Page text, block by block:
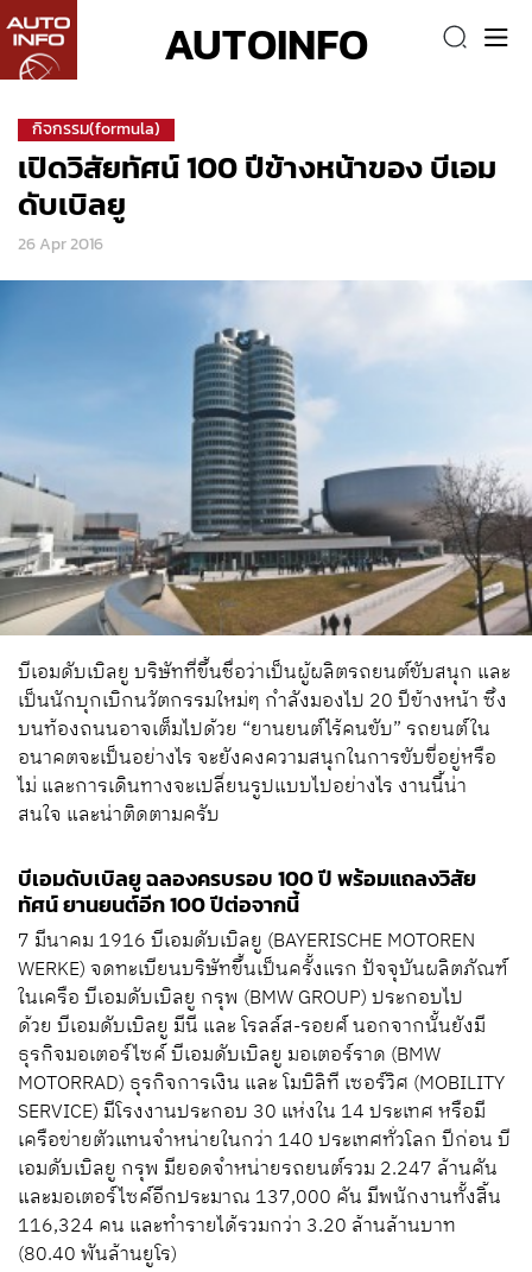
AUTOINFO
กิจกรรม(formula)
เปิดวิสัยทัศน์ 100 ปีข้างหน้าของ บีเอม
ดับเบิลยู
26 Apr 2016
บีเอมดับเบิลยู บริษัทที่ขึ้นชื่อว่าเป็นผู้ผลิตรถยนต์ขับสนุก และ
เป็นนักบุกเบิกนวัตกรรมใหม่ๆ กำลังมองไป 20 ปีข้างหน้า ซึ่ง
บนท้องถนนอาจเต็มไปด้วย “ยานยนต์ไร้คนขับ” รถยนต์ใน
อนาคตจะเป็นอย่างไร จะยังคงความสนุกในการขับขี่อยู่หรือ
ไม่ และการเดินทางจะเปลี่ยนรูปแบบไปอย่างไร งานนี้น่า
สนใจ และน่าติดตามครับ
บีเอมดับเบิลยู ฉลองครบรอบ 100 ปี พร้อมแถลงวิสัย
ทัศน์ ยานยนต์อีก 100 ปีต่อจากนี้
7 มีนาคม 1916 บีเอมดับเบิลยู (BAYERISCHE MOTOREN
WERKE) จดทะเบียนบริษัทขึ้นเป็นครั้งแรก ปัจจุบันผลิตภัณฑ์
ในเครือ บีเอมดับเบิลยู กรุพ (BMW GROUP) ประกอบไป
ด้วย บีเอมดับเบิลยู มีนี และ โรลล์ส-รอยศ์ นอกจากนั้นยังมี
ธุรกิจมอเตอร์ไซค์ บีเอมดับเบิลยู มอเตอร์ราด (BMW
MOTORRAD) ธุรกิจการเงิน และ โมบิลิที เซอร์วิศ (MOBILITY
SERVICE) มีโรงงานประกอบ 30 แห่งใน 14 ประเทศ หรือมี
เครือข่ายตัวแทนจำหน่ายในกว่า 140 ประเทศทั่วโลก ปีก่อน บี
เอมดับเบิลยู กรุพ มียอดจำหน่ายรถยนต์รวม 2.247 ล้านคัน
และมอเตอร์ไซค์อีกประมาณ 137,000 คัน มีพนักงานทั้งสิ้น
116,324 คน และทำรายได้รวมกว่า 3.20 ล้านล้านบาท
(80.40 พันล้านยูโร)